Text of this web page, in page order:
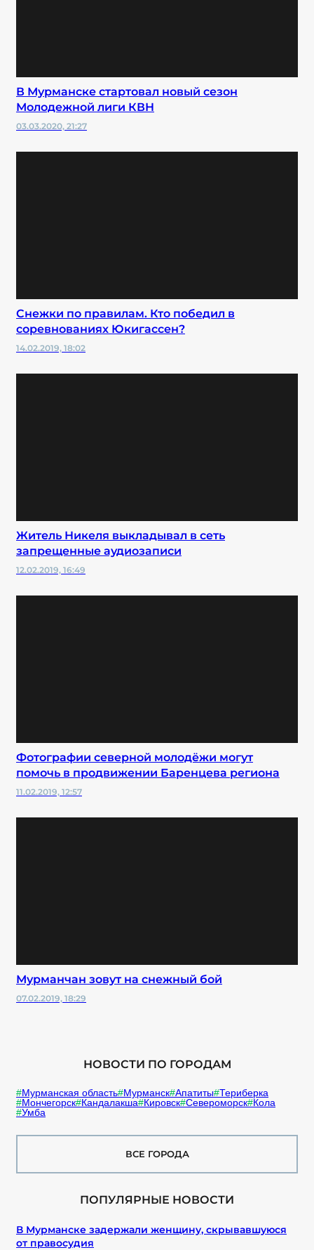
В Мурманске стартовал новый сезон
Молодежной лиги КВН
03.03.2020, 21:27
Снежки по правилам. Кто победил в
соревнованиях Юкигассен?
14.02.2019, 18:02
Житель Никеля выкладывал в сеть
запрещенные аудиозаписи
12.02.2019, 16:49
Фотографии северной молодёжи могут
помочь в продвижении Баренцева региона
11.02.2019, 12:57
Мурманчан зовут на снежный бой
07.02.2019, 18:29
НОВОСТИ ПО ГОРОДАМ
Мурманская область Мурманск Апатиты Териберка
Мончегорск Кандалакша Кировск Североморск Кола
Умба
ВСЕ ГОРОДА
ПОПУЛЯРНЫЕ НОВОСТИ
В Мурманске задержали женщину, скрывавшуюся
от правосудия